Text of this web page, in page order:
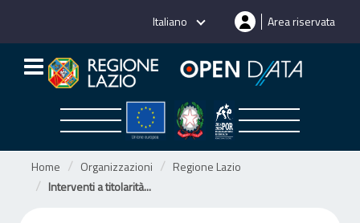
Italiano Area riservata
Home Organizzazioni
Regione Lazio
Interventi a titolarità...